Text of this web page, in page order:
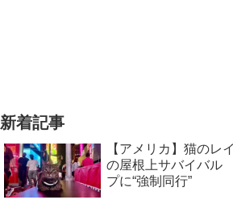
新着記事
【アメリカ】猫のレ
の屋根上サバイバル
プに“強制同行”